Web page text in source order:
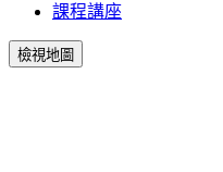
課程講座
檢視地圖